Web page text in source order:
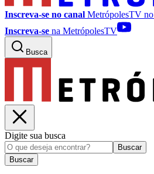
Inscreva-se no canal MetrópolesTV no
Inscreva-se na MetrópolesTV
Busca
Digite sua busca
Buscar
Buscar